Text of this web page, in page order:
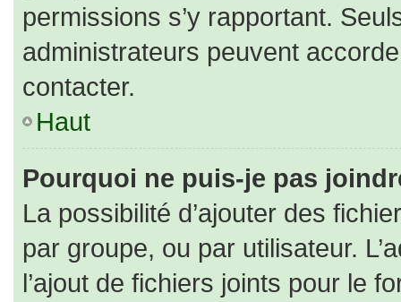
permissions s’y rapportant.
administrateurs peuvent
contacter.
Haut
Pourquoi ne puis-je pas
La possibilité d’ajouter des
par groupe, ou par utilisateur.
l’ajout de fichiers joints pour le